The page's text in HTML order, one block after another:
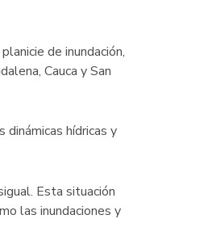
de inundación,
Cauca y San
hídricas y
Esta situación
las inundaciones y